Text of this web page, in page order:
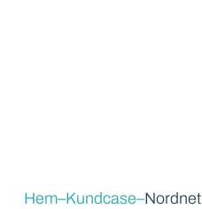
Hem–Kundcase–Nordnet